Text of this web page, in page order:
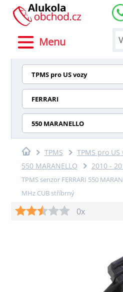
Menu
TPMS pro US vozy
FERRARI
550 MARANELLO
TPMS TPMS pro US
550 MARANELLO
2010 -
TPMS senzor FERRARI 550
MHz CUB stříbrný
0x